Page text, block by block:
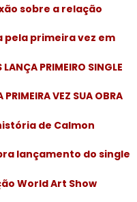
sobre a relação
pela primeira vez em
PRIMEIRO SINGLE
VEZ SUA OBRA
de Calmon
lançamento do single
World Art Show